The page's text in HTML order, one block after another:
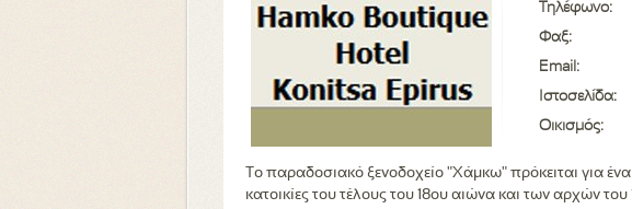
Τηλέφωνο:
Φαξ:
Email:
Ιστοσελίδα:
Οικισμός:
Το παραδοσιακό ξενοδοχείο "Χάμκω" πρόκειται για
κατοικίες του τέλους του 18ου αιώνα και των αρχών